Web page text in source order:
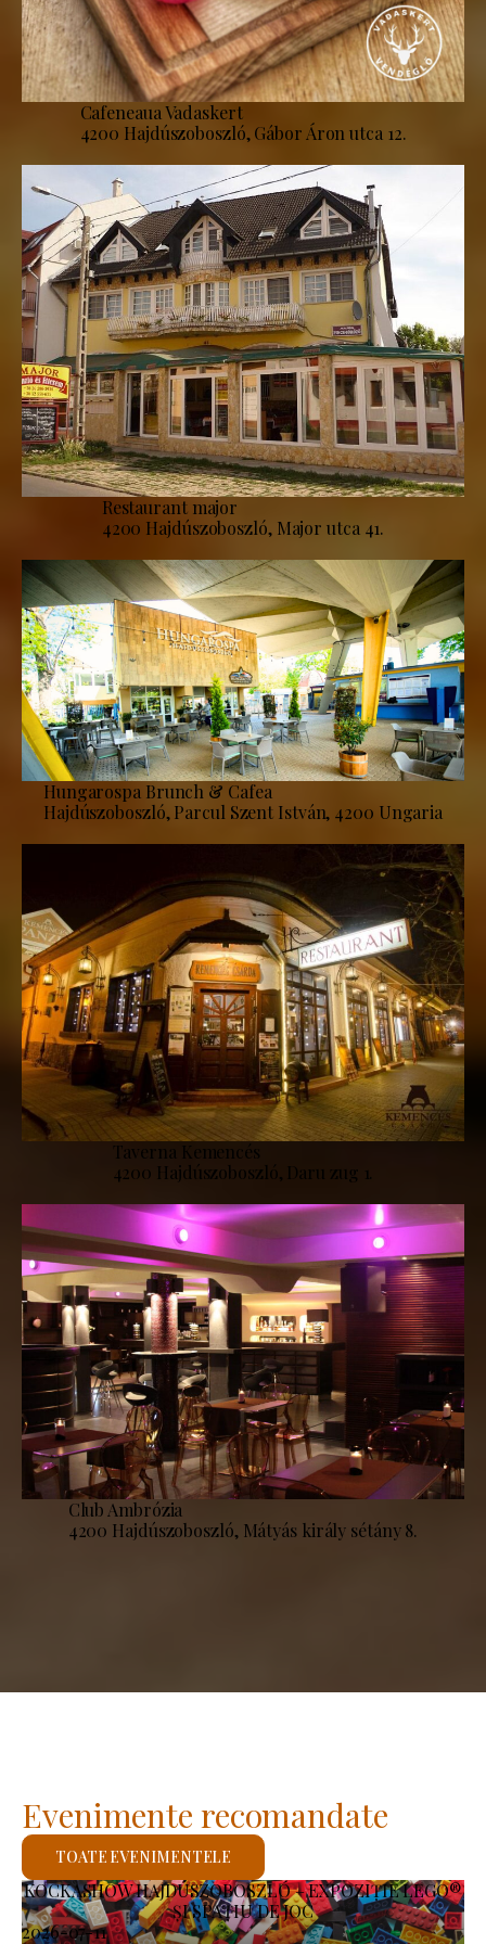
Cafeneaua Vadaskert
4200 Hajdúszoboszló, Gábor Áron utca 12.
Restaurant major
4200 Hajdúszoboszló, Major utca 41.
Hungarospa Brunch & Cafea
Hajdúszoboszló, Parcul Szent István, 4200 Ungaria
Taverna Kemencés
4200 Hajdúszoboszló, Daru zug 1.
Club Ambrózia
4200 Hajdúszoboszló, Mátyás király sétány 8.
KOCKASHOW HAJDÚSZOBOSZLÓ – EXPOZIȚIE LEGO®
ȘI SPAȚIU DE JOC
2026-07-11
Evenimente recomandate
TOATE EVENIMENTELE